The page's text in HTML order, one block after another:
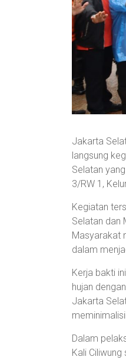
Jakarta
langsung
Selatan
3/RW 1,
Kegiatan
Selatan dan
Masyarakat
dalam
Kerja bakti
hujan
Jakarta
Dalam
Kali